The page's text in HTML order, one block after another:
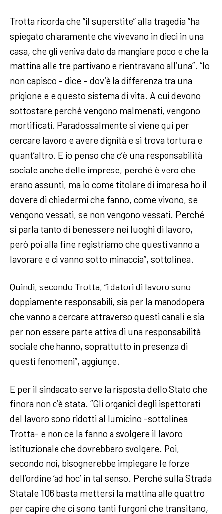
Trotta ricorda che “il superstite” alla tragedia “ha
spiegato chiaramente che vivevano in dieci in una
casa, che gli veniva dato da mangiare poco e che la
mattina alle tre partivano e rientravano all’una”. “Io
non capisco – dice – dov’è la differenza tra una
prigione e e questo sistema di vita. A cui devono
sottostare perché vengono malmenati, vengono
mortificati. Paradossalmente si viene qui per
cercare lavoro e avere dignità e si trova tortura e
quant’altro. E io penso che c’è una responsabilità
sociale anche delle imprese, perché è vero che
erano assunti, ma io come titolare di impresa ho il
dovere di chiedermi che fanno, come vivono, se
vengono vessati, se non vengono vessati. Perché
si parla tanto di benessere nei luoghi di lavoro,
però poi alla fine registriamo che questi vanno a
lavorare e ci vanno sotto minaccia”, sottolinea.
Quindi, secondo Trotta, “i datori di lavoro sono
doppiamente responsabili, sia per la manodopera
che vanno a cercare attraverso questi canali e sia
per non essere parte attiva di una responsabilità
sociale che hanno, soprattutto in presenza di
questi fenomeni”, aggiunge.
E per il sindacato serve la risposta dello Stato che
finora non c’è stata. “Gli organici degli ispettorati
del lavoro sono ridotti al lumicino -sottolinea
Trotta- e non ce la fanno a svolgere il lavoro
istituzionale che dovrebbero svolgere. Poi,
secondo noi, bisognerebbe impiegare le forze
dell’ordine ‘ad hoc’ in tal senso. Perché sulla Strada
Statale 106 basta mettersi la mattina alle quattro
per capire che ci sono tanti furgoni che transitano,